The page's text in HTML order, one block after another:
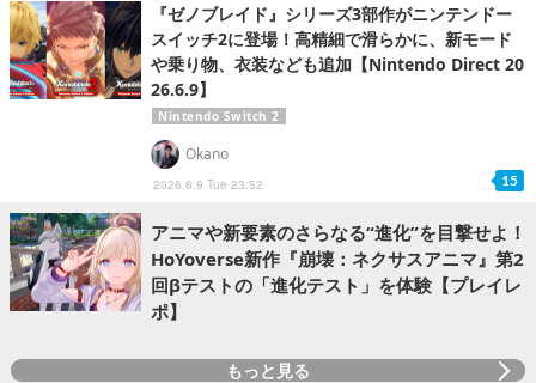
『ゼノブレイド』シリーズ3部作がニンテンドー
スイッチ2に登場！高精細で滑らかに、新モード
や乗り物、衣装なども追加【Nintendo Direct 20
26.6.9】
Nintendo Switch 2
2026.6.9 Tue 23:52
Okano
15
アニマや新要素のさらなる“進化”を目撃せよ！
HoYoverse新作『崩壊：ネクサスアニマ』第2
回βテストの「進化テスト」を体験【プレイレ
ポ】
もっと見る